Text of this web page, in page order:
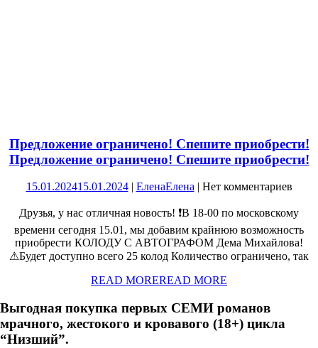
Предложение ограничено! Спешите приобрести!
Предложение ограничено! Спешите приобрести!
15.01.202415.01.2024 | ЕленаЕлена | Нет комментариев
Друзья, у нас отличная новость! ❗В 18-00 по московскому
времени сегодня 15.01, мы добавим крайнюю возможность
приобрести КОЛОДУ С АВТОГРАФОМ Дема Михайлова!
⚠Будет доступно всего 25 колод Количество ограничено, так
READ MOREREAD MORE
Выгодная покупка первых СЕМИ романов
мрачного, жестокого и кровавого (18+) цикла
“Низший”.